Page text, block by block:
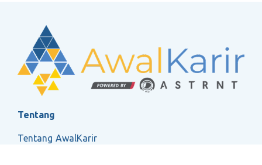
Tentang
Tentang AwalKarir